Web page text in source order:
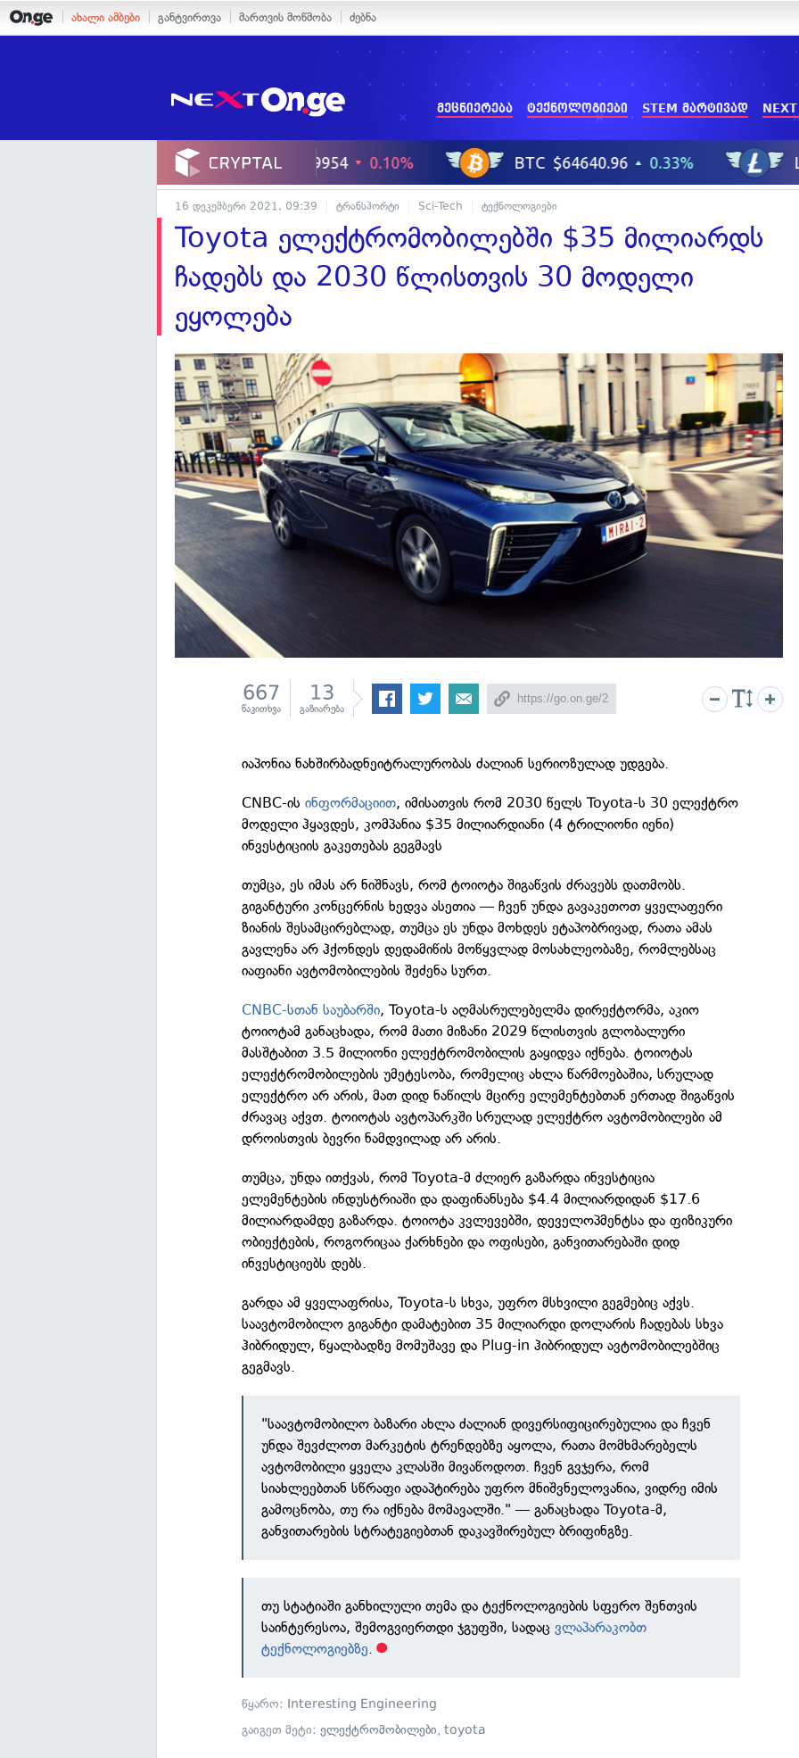
ახალი ამბები განტვირთვა მართვის მოწმობა ძებნა
მეცნიერება ტექნოლოგიები STEM მარტივად
16 დეკემბერი 2021, 09:39 ტრანსპორტი Sci-Tech ტექნოლოგიები
Toyota ელექტრომობილებში $35 მილიარდს
ჩადებს და 2030 წლისთვის 30 მოდელი
ეყოლება
667
წაკითხვა
13
გაზიარება
იაპონია ნახშირბადნეიტრალურობას ძალიან სერიოზულად უდგება.
CNBC-ისინფორმაციით, იმისათვის რომ 2030 წელს Toyota-ს 30 ელექტრო
მოდელი ჰყავდეს, კომპანია $35 მილიარდიანი (4 ტრილიონი იენი)
ინვესტიციის გაკეთებას გეგმავს
თუმცა, ეს იმას არ ნიშნავს, რომ ტოიოტა შიგაწვის ძრავებს დათმობს.
გიგანტური კონცერნის ხედვა ასეთია — ჩვენ უნდა გავაკეთოთ ყველაფერი
ზიანის შესამცირებლად, თუმცა ეს უნდა მოხდეს ეტაპობრივად, რათა ამას
გავლენა არ ჰქონდეს დედამიწის მოწყვლად მოსახლეობაზე, რომლებსაც
იაფიანი ავტომობილების შეძენა სურთ.
CNBC-სთან საუბარში, Toyota-ს აღმასრულებელმა დირექტორმა, აკიო
ტოიოტამ განაცხადა, რომ მათი მიზანი 2029 წლისთვის გლობალური
მასშტაბით 3.5 მილიონი ელექტრომობილის გაყიდვა იქნება. ტოიოტას
ელექტრომობილების უმეტესობა, რომელიც ახლა წარმოებაშია, სრულად
ელექტრო არ არის, მათ დიდ ნაწილს მცირე ელემენტებთან ერთად შიგაწვის
ძრავაც აქვთ. ტოიოტას ავტოპარკში სრულად ელექტრო ავტომობილები ამ
დროისთვის ბევრი ნამდვილად არ არის.
თუმცა, უნდა ითქვას, რომ Toyota-მ ძლიერ გაზარდა ინვესტიცია
ელემენტების ინდუსტრიაში და დაფინანსება $4.4 მილიარდიდან $17.6
მილიარდამდე გაზარდა. ტოიოტა კვლევებში, დეველოპმენტსა და ფიზიკური
ობიექტების, როგორიცაა ქარხნები და ოფისები, განვითარებაში დიდ
ინვესტიციებს დებს.
გარდა ამ ყველაფრისა, Toyota-ს სხვა, უფრო მსხვილი გეგმებიც აქვს.
საავტომობილო გიგანტი დამატებით 35 მილიარდი დოლარის ჩადებას სხვა
ჰიბრიდულ, წყალბადზე მომუშავე და Plug-in ჰიბრიდულ ავტომობილებშიც
გეგმავს.
"საავტომობილო ბაზარი ახლა ძალიან დივერსიფიცირებულია და ჩვენ
უნდა შევძლოთ მარკეტის ტრენდებზე აყოლა, რათა მომხმარებელს
ავტომობილი ყველა კლასში მივაწოდოთ. ჩვენ გვჯერა, რომ
სიახლეებთან სწრაფი ადაპტირება უფრო მნიშვნელოვანია, ვიდრე იმის
გამოცნობა, თუ რა იქნება მომავალში." — განაცხადა Toyota-მ,
განვითარების სტრატეგიებთან დაკავშირებულ ბრიფინგზე.
თუ სტატიაში განხილული თემა და ტექნოლოგიების სფერო შენთვის
საინტერესოა, შემოგვიერთდი ჯგუფში, სადაც ვლაპარაკობთ
ტექნოლოგიებზე.
წყარო: Interesting Engineering
გაიგეთ მეტი:ელექტრომობილები,toyota